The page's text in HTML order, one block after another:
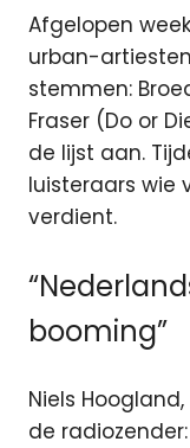
Afgelopen
urban-
stemmen:
Fraser (Do or
de lijst aan.
luisteraars wie
verdient.
booming”
Niels
de